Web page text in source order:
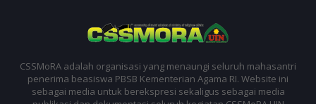
CSSMoRA adalah organisasi yang menaungi seluruh mahasantri
penerima beasiswa PBSB Kementerian Agama RI. Website ini
sebagai media untuk berekspresi sekaligus sebagai media